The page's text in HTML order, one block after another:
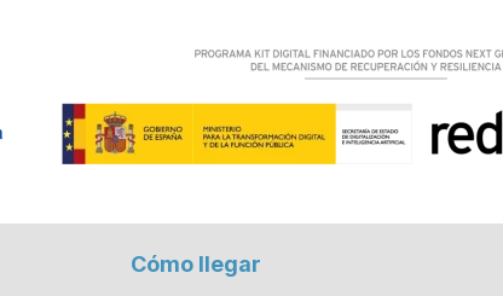
Cómo llegar